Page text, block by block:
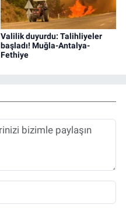
Valilik duyurdu: Talihliyeler
başladı! Muğla-Antalya-
Fethiye